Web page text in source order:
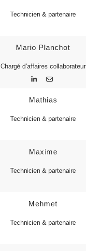
Technicien & partenaire
Mario Planchot
Chargé d’affaires collaborateur
Mathias
Technicien & partenaire
Maxime
Technicien & partenaire
Mehmet
Technicien & partenaire